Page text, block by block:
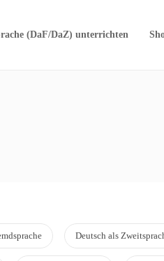
(DaF/DaZ) unterrichten
Deutsch als